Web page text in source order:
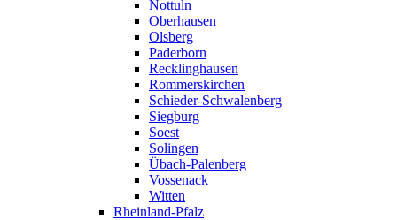
Nottuln
Oberhausen
Olsberg
Paderborn
Recklinghausen
Rommerskirchen
Schieder-Schwalenberg
Siegburg
Soest
Solingen
Übach-Palenberg
Vossenack
Witten
Rheinland-Pfalz